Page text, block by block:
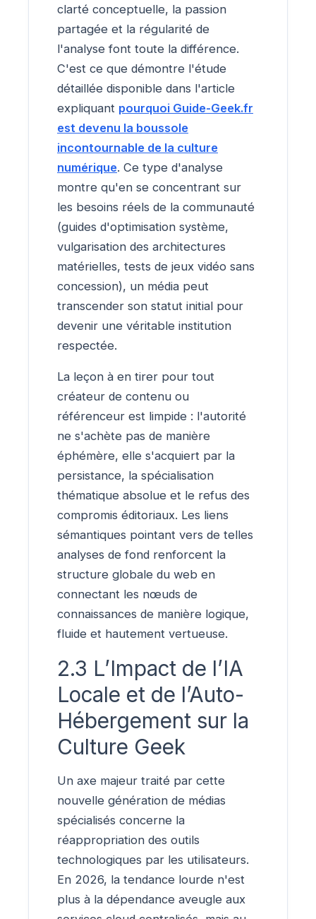
clarté conceptuelle, la passion
partagée et la régularité de
l'analyse font toute la différence.
C'est ce que démontre l'étude
détaillée disponible dans l'article
expliquant pourquoi Guide-Geek.fr
est devenu la boussole
incontournable de la culture
numérique. Ce type d'analyse
montre qu'en se concentrant sur
les besoins réels de la communauté
(guides d'optimisation système,
vulgarisation des architectures
matérielles, tests de jeux vidéo sans
concession), un média peut
transcender son statut initial pour
devenir une véritable institution
respectée.
La leçon à en tirer pour tout
créateur de contenu ou
référenceur est limpide : l'autorité
ne s'achète pas de manière
éphémère, elle s'acquiert par la
persistance, la spécialisation
thématique absolue et le refus des
compromis éditoriaux. Les liens
sémantiques pointant vers de telles
analyses de fond renforcent la
structure globale du web en
connectant les nœuds de
connaissances de manière logique,
fluide et hautement vertueuse.
2.3 L’Impact de l’IA
Locale et de l’Auto-
Hébergement sur la
Culture Geek
Un axe majeur traité par cette
nouvelle génération de médias
spécialisés concerne la
réappropriation des outils
technologiques par les utilisateurs.
En 2026, la tendance lourde n'est
plus à la dépendance aveugle aux